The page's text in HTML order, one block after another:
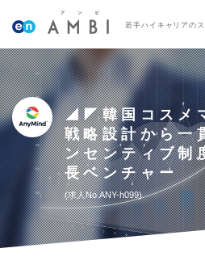
若手ハイキャリアの
◢◤韓国コスメ
戦略設計から
ンセンティブ制
長ベンチャー
求人No.ANY-h099